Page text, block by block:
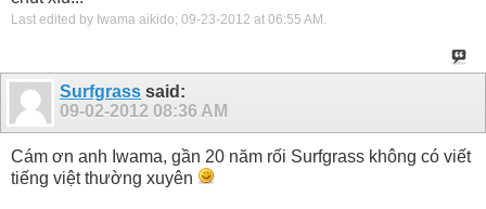
Last edited by Iwama aikido; 09-23-2012 at 06:55 AM
Surfgrass said:
09-02-2012 08:36 AM
Cám ơn anh Iwama, gần 20 năm rối Surfgrass không có viết
tiếng việt thường xuyên